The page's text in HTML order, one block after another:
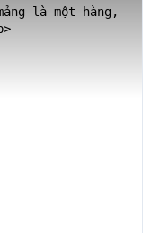
là một hàng,